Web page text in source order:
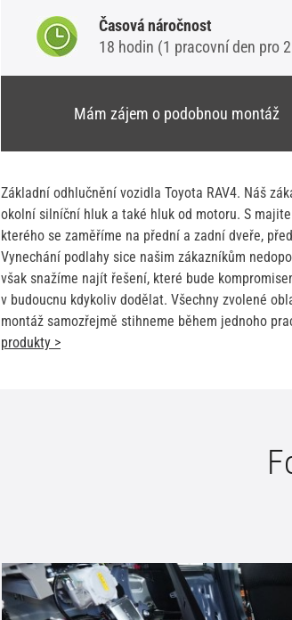
Časová náročnost
18 hodin (1 pracovní den pro
Mám zájem o podobnou montáž
Základní odhlučnění vozidla Toyota RAV4. Náš
okolní silníční hluk a také hluk od motoru. S
kterého se zaměříme na přední a zadní dveře,
Vynechání podlahy sice našim zákazníkům
však snažíme najít řešení, které bude
v budoucnu kdykoliv dodělat. Všechny zvolené
montáž samozřejmě stihneme během jednoho
produkty >
5.Comfortmat Blockator